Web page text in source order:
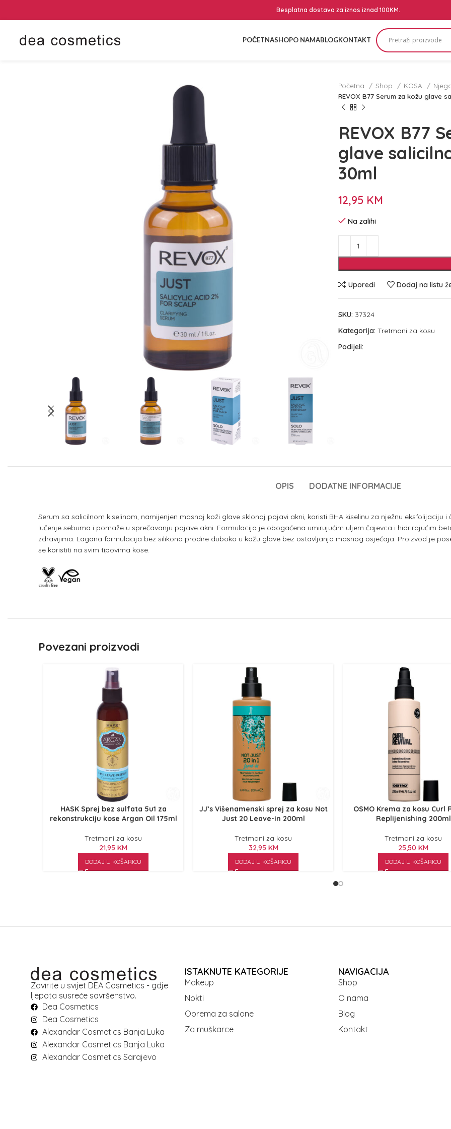
Besplatna dostava za iznos iznad 100KM.
POČETNASHOPO NAMABLOGKONTAKT
Početna Shop KOSA
REVOX B77 Serum za kožu glave
REVOX B77
glave
30ml
12,95 KM
Na zalihi
Uporedi Dodaj na listu
SKU: 37324
Kategorija: Tretmani za kosu
Podijeli:
OPIS DODATNE INFORMACIJE
Serum sa salicilnom kiselinom, namijenjen masnoj koži glave sklonoj pojavi akni, koristi BHA kiselinu za nježnu eksfolijaciju
lučenje sebuma i pomaže u sprečavanju pojave akni. Formulacija je obogaćena umirujućim uljem čajevca i hidrirajućim
zdravijima. Lagana formulacija bez silikona prodire duboko u kožu glave bez ostavljanja masnog osjećaja. Proizvod je
se koristiti na svim tipovima kose.
Povezani proizvodi
HASK Sprej bez sulfata 5u1 za
rekonstrukciju kose Argan Oil 175ml
Tretmani za kosu
21,95 KM
DODAJ U KOŠARICU
JJ’s Višenamenski sprej za kosu Not
Just 20 Leave-in 200ml
Tretmani za kosu
32,95 KM
DODAJ U KOŠARICU
OSMO Krema za kosu Curl
Replijenishing 200ml
Tretmani za kosu
25,50 KM
DODAJ U KOŠARICU
Zavirite u svijet DEA Cosmetics - gdje
ljepota susreće savršenstvo.
Dea Cosmetics
Dea Cosmetics
Alexandar Cosmetics Banja Luka
Alexandar Cosmetics Banja Luka
Alexandar Cosmetics Sarajevo
ISTAKNUTE KATEGORIJE
Makeup
Nokti
Oprema za salone
Za muškarce
NAVIGACIJA
Shop
O nama
Blog
Kontakt